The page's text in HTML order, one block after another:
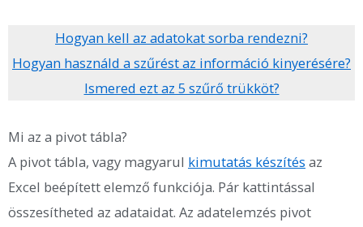
Hogyan kell az adatokat sorba rendezni?
Hogyan használd a szűrést az információ kinyerésére?
Ismered ezt az 5 szűrő trükköt?
Mi az a pivot tábla?
A pivot tábla, vagy magyarul kimutatás készítés az
Excel beépített elemző funkciója. Pár kattintással
összesítheted az adataidat. Az adatelemzés pivot